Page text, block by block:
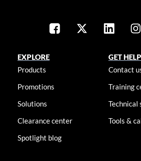
EXPLORE
Products
Promotions
Solutions
Clearance center
Spotlight blog
GET HELP
Contact
Training
Technical
Tools &